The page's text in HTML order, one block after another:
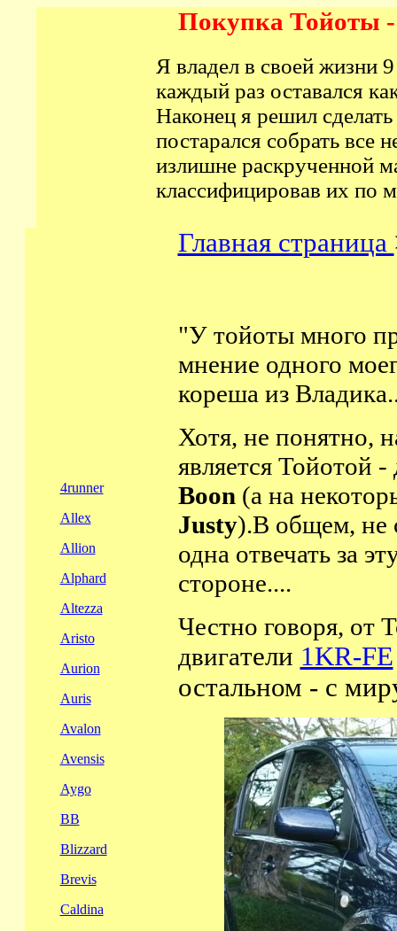
Покупка Тойоты -
Я владел в своей жизни
каждый раз оставался
Наконец я решил
постарался собрать все
излишне раскрученной
классифицировав их по
Главная страница
4runner
Allex
Allion
Alphard
Altezza
Aristo
Aurion
Auris
Avalon
Avensis
Aygo
BB
Blizzard
Brevis
Caldina
"У тойоты много
мнение одного
кореша из
Хотя, не понятно,
является Тойотой
Boon (а на
Justy).В общем, не
одна отвечать за
стороне....
Честно говоря, от
двигатели 1KR-FE
остальном - с